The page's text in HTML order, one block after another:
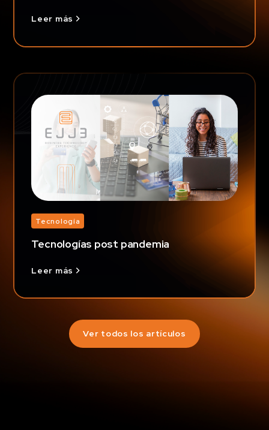
Leer más
Tecnología
Tecnologías post pandemia
Leer más
Ver todos los artículos